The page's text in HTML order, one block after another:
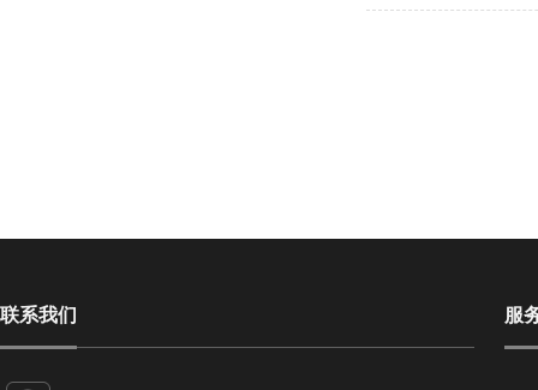
联系我们 服